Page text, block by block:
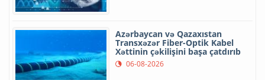
Azərbaycan və Qazaxıstan
Transxəzər Fiber-Optik Kabel
Xəttinin çəkilişini başa çatdırıb
06-08-2026